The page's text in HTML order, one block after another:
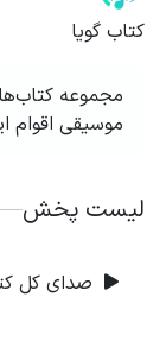
کتاب گویا
مجموعه
موسیقی اقوام
لیست پخش
صدای کل